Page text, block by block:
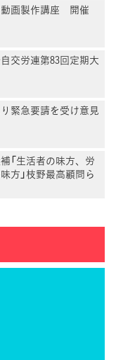
動画製作講座 開催
交労連第83回定期大
緊急要請を受け意見
「生活者の味方、労
方」枝野最高顧問ら